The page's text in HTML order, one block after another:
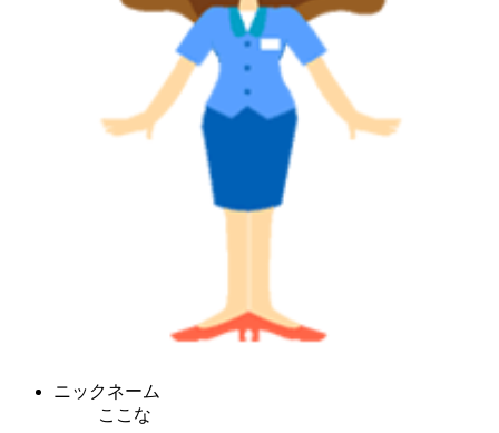
ニックネーム
ここな